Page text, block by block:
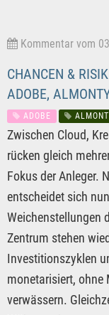
Kommentar vom
CHANCEN &
ADOBE,
ADOBE
Zwischen Cloud,
rücken gleich
Fokus der Anleger.
entscheidet sich
Weichenstellungen
Zentrum stehen
Investitionszyklen
monetarisiert, ohne
verwässern.